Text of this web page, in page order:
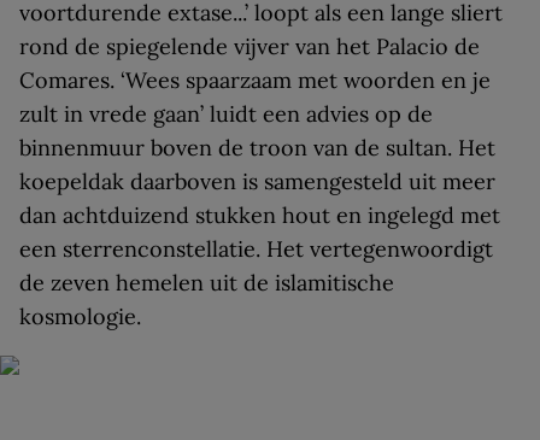
voortdurende extase...’ loopt als een lange sliert
rond de spiegelende vijver van het Palacio de
Comares. ‘Wees spaarzaam met woorden en je
zult in vrede gaan’ luidt een advies op de
binnenmuur boven de troon van de sultan. Het
koepeldak daarboven is samengesteld uit meer
dan achtduizend stukken hout en ingelegd met
een sterrenconstellatie. Het vertegenwoordigt
de zeven hemelen uit de islamitische
kosmologie.